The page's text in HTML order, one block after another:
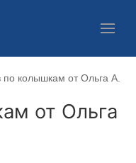
по колышкам от Ольга А.
от Ольга